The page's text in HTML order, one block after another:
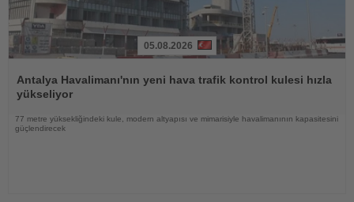
Oku
05.08.2026
Antalya Havalimanı'nın yeni hava trafik kontrol kulesi hızla
yükseliyor
77 metre yüksekliğindeki kule, modern altyapısı ve mimarisiyle havalimanının kapasitesini
güçlendirecek